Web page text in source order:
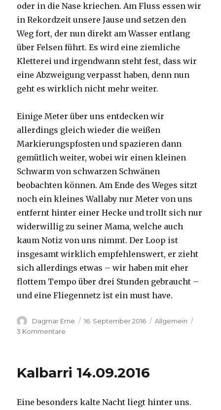
oder in die Nase kriechen. Am Fluss essen wir
in Rekordzeit unsere Jause und setzen den
Weg fort, der nun direkt am Wasser entlang
über Felsen führt. Es wird eine ziemliche
Kletterei und irgendwann steht fest, dass wir
eine Abzweigung verpasst haben, denn nun
geht es wirklich nicht mehr weiter.
Einige Meter über uns entdecken wir
allerdings gleich wieder die weißen
Markierungspfosten und spazieren dann
gemütlich weiter, wobei wir einen kleinen
Schwarm von schwarzen Schwänen
beobachten können. Am Ende des Weges sitzt
noch ein kleines Wallaby nur Meter von uns
entfernt hinter einer Hecke und trollt sich nur
widerwillig zu seiner Mama, welche auch
kaum Notiz von uns nimmt. Der Loop ist
insgesamt wirklich empfehlenswert, er zieht
sich allerdings etwas – wir haben mit eher
flottem Tempo über drei Stunden gebraucht –
und eine Fliegennetz ist ein must have.
Autor
Dagmar Erne
Veröffentlicht
16. September 2016 Kategorien
Allgemein
3 Kommentare
Kalbarri 14.09.2016
Eine besonders kalte Nacht liegt hinter uns.